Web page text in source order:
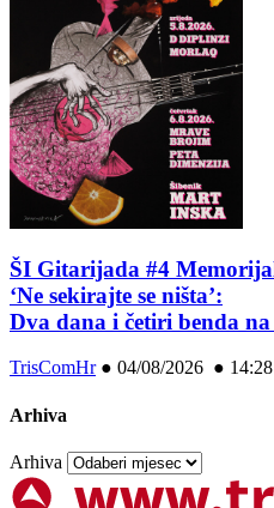
ŠI Gitarijada #4
‘Ne sekirajte se ništa’:
Dva dana i četiri benda
TrisComHr● 04/08/2026 ● 14:28
Arhiva
Arhiva